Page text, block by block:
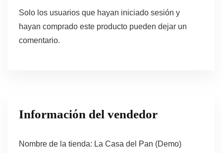
Solo los usuarios que hayan iniciado sesión y
hayan comprado este producto pueden dejar un
comentario.
Información del vendedor
Nombre de la tienda: La Casa del Pan (Demo)